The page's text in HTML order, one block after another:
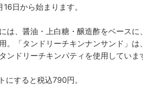
日から始まります。
は、醤油・上白糖・醸造酢をベース
。「タンドリーチキンナンサンド」は
ンドリーチキンパティを使用していま
すると税込790円。